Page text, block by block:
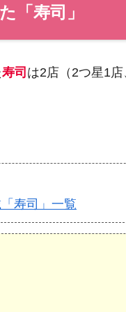
「寿司」
寿司 は2店（2つ星1店
寿司」一覧